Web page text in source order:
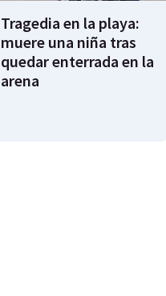
Tragedia en la playa:
muere una niña tras
quedar enterrada en la
arena